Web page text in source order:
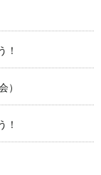
！
）
！